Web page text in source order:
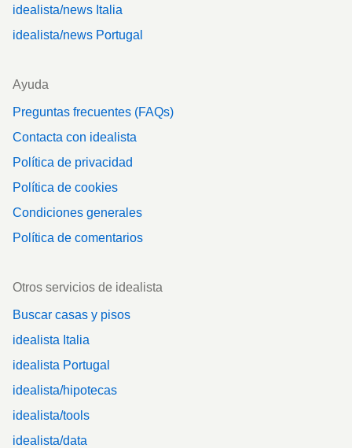
idealista/news Italia
idealista/news Portugal
Ayuda
Preguntas frecuentes (FAQs)
Contacta con idealista
Política de privacidad
Política de cookies
Condiciones generales
Política de comentarios
Otros servicios de idealista
Buscar casas y pisos
idealista Italia
idealista Portugal
idealista/hipotecas
idealista/tools
idealista/data